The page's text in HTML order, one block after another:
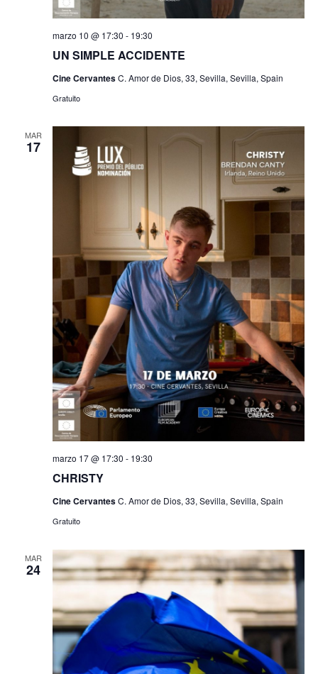
UN SIMPLE ACCIDENTE
marzo 10 @ 17:30 - 19:30
Cine CervantesC. Amor de Dios, 33, Sevilla, Sevilla, Spain
Gratuito
MAR
17
CHRISTY
marzo 17 @ 17:30 - 19:30
Cine CervantesC. Amor de Dios, 33, Sevilla, Sevilla, Spain
Gratuito
MAR
24